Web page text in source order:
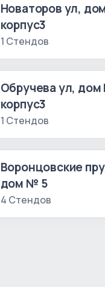
Новаторов ул,
корпус3
1 Стендов
Обручева ул, дом
корпус3
1 Стендов
Воронцовские
дом № 5
4 Стендов